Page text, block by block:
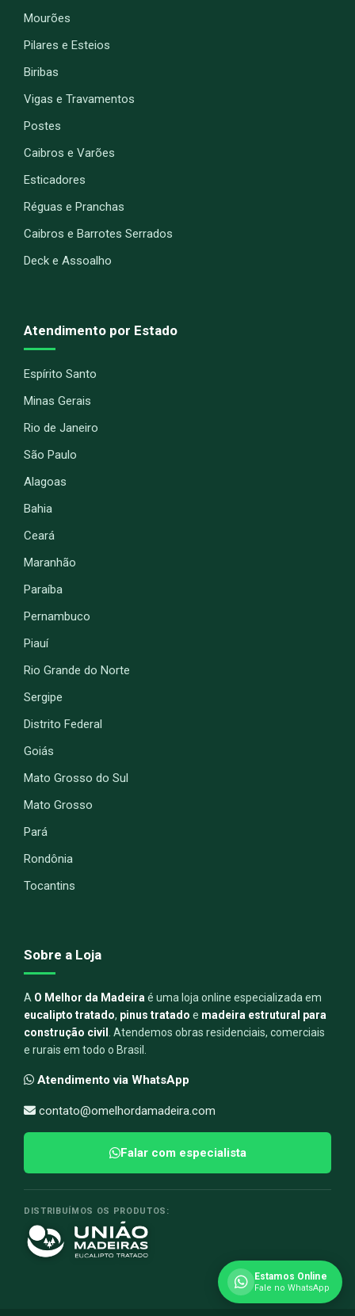
Mourões
Pilares e Esteios
Biribas
Vigas e Travamentos
Postes
Caibros e Varões
Esticadores
Réguas e Pranchas
Caibros e Barrotes Serrados
Deck e Assoalho
Atendimento por Estado
Espírito Santo
Minas Gerais
Rio de Janeiro
São Paulo
Alagoas
Bahia
Ceará
Maranhão
Paraíba
Pernambuco
Piauí
Rio Grande do Norte
Sergipe
Distrito Federal
Goiás
Mato Grosso do Sul
Mato Grosso
Pará
Rondônia
Tocantins
Sobre a Loja
A O Melhor da Madeira é uma loja online especializada em
eucalipto tratado, pinus tratado e madeira estrutural para
construção civil
. Atendemos obras residenciais, comerciais
e rurais em todo o Brasil.
Atendimento via WhatsApp
contato@omelhordamadeira.com
Falar com especialista
DISTRIBUÍMOS OS PRODUTOS:
Estamos Online
Fale no WhatsApp